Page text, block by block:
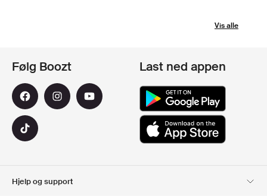
Vis alle
Hjelp og support
Følg Boozt Last ned appen